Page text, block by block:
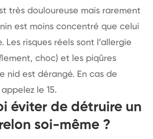
très douloureuse mais rarement
est moins concentré que celui
Les risques réels sont l’allergie
choc) et les piqûres
nid est dérangé. En cas de
le 15.
éviter de détruire un
soi-même ?